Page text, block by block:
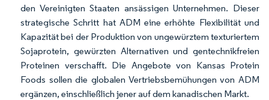
den Vereinigten Staaten ansässigen Unternehmen. Dieser
strategische Schritt hat ADM eine erhöhte Flexibilität und
Kapazität bei der Produktion von ungewürztem texturiertem
Sojaprotein, gewürzten Alternativen und gentechnikfreien
Proteinen verschafft. Die Angebote von Kansas Protein
Foods sollen die globalen Vertriebsbemühungen von ADM
ergänzen, einschließlich jener auf dem kanadischen Markt.